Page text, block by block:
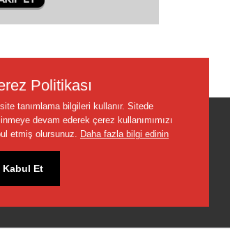
Politikası
tanımlama bilgileri kullanır. Sitede
devam ederek çerez kullanımımızı
etmiş olursunuz. Daha fazla bilgi edinin
Kabul Et